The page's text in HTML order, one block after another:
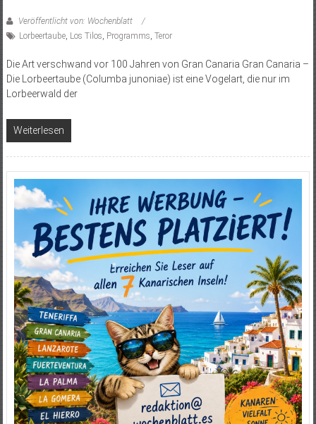
Veröffentlicht von: Wochenblatt
Lorbeertaube, Los Tilos, Programms, Teror
Die Art verschwand vor 100 Jahren von Gran Canaria Gran Canaria –
Die Lorbeertaube (Columba junoniae) ist eine Vogelart, die nur im
Lorbeerwald der
Weiterlesen